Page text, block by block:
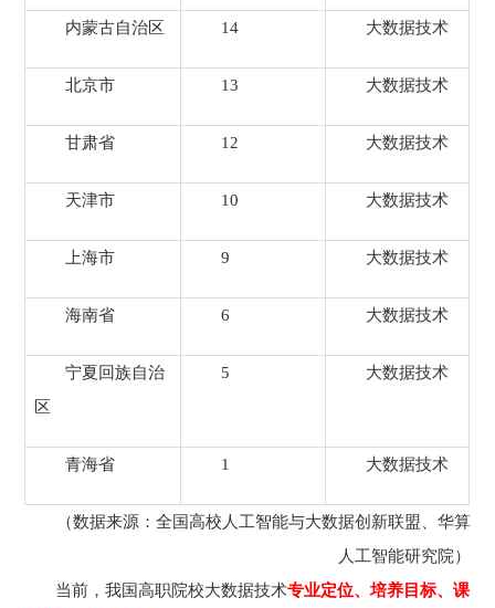
内蒙古自治区 14 大数据技术
北京市 13 大数据技术
甘肃省 12 大数据技术
天津市 10 大数据技术
上海市 9 大数据技术
海南省 6 大数据技术
宁夏回族自治
区
5 大数据技术
青海省 1 大数据技术
（数据来源：全国高校人工智能与大数据创新联盟、华算
人工智能研究院）
当前，我国高职院校大数据技术专业定位、培养目标、课